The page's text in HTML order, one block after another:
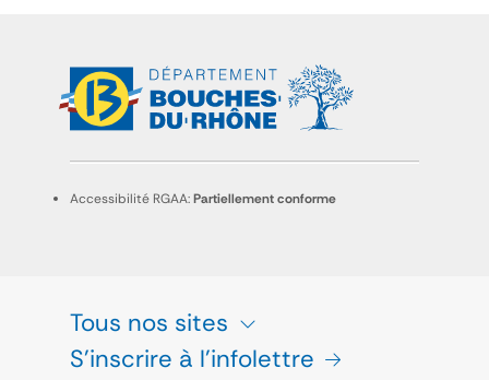
Accessibilité RGAA:Partiellement conforme
Tous nos sites
S'inscrire à l'infolettre